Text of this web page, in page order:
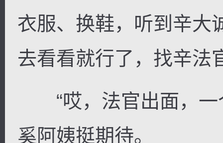
衣服、换鞋，听到辛大
去看看就行了，找辛法
“哎，法官出面，一
奚阿姨挺期待。